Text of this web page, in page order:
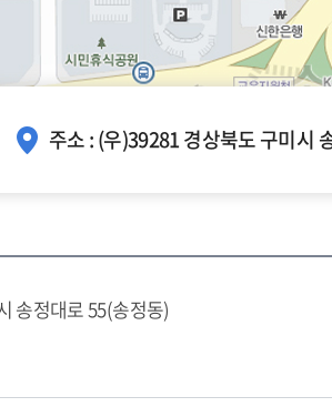
주소 : (우)39281 경상북도 구미시
송정대로 55(송정동)